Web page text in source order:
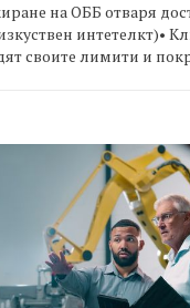
на ОББ отваря
интетелкт)•
своите лимити и